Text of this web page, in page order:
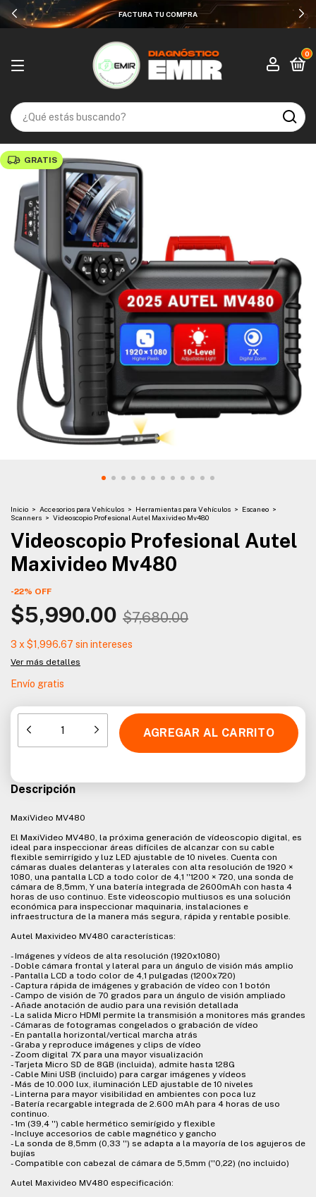
HASTA 12 MESES SIN INTERESES
0
GRATIS
Inicio > Accesorios para Vehículos > Herramientas para Vehículos > Escaneo >
Scanners > Videoscopio Profesional Autel Maxivideo Mv480
Videoscopio Profesional Autel
Maxivideo Mv480
-22% OFF
$5,990.00 $7,680.00
3 x $1,996.67 sin intereses
Ver más detalles
Envío gratis
Descripción
MaxiVideo MV480
El MaxiVideo MV480, la próxima generación de vídeoscopio digital, es
ideal para inspeccionar áreas difíciles de alcanzar con su cable
flexible semirrígido y luz LED ajustable de 10 niveles. Cuenta con
cámaras duales delanteras y laterales con alta resolución de 1920 ×
1080, una pantalla LCD a todo color de 4,1 ''1200 × 720, una sonda de
cámara de 8,5mm, Y una batería integrada de 2600mAh con hasta 4
horas de uso continuo. Este videoscopio multiusos es una solución
económica para inspeccionar maquinaria, instalaciones e
infraestructura de la manera más segura, rápida y rentable posible.
Autel Maxivideo MV480 características:
- Imágenes y vídeos de alta resolución (1920x1080)
- Doble cámara frontal y lateral para un ángulo de visión más amplio
- Pantalla LCD a todo color de 4,1 pulgadas (1200x720)
- Captura rápida de imágenes y grabación de vídeo con 1 botón
- Campo de visión de 70 grados para un ángulo de visión ampliado
- Añade anotación de audio para una revisión detallada
- La salida Micro HDMI permite la transmisión a monitores más grandes
- Cámaras de fotogramas congelados o grabación de vídeo
- En pantalla horizontal/vertical marcha atrás
- Graba y reproduce imágenes y clips de vídeo
- Zoom digital 7X para una mayor visualización
- Tarjeta Micro SD de 8GB (incluida), admite hasta 128G
- Cable Mini USB (incluido) para cargar imágenes y vídeos
- Más de 10.000 lux, iluminación LED ajustable de 10 niveles
- Linterna para mayor visibilidad en ambientes con poca luz
- Batería recargable integrada de 2.600 mAh para 4 horas de uso
continuo.
- 1m (39,4 '') cable hermético semirígido y flexible
- Incluye accesorios de cable magnético y gancho
- La sonda de 8,5mm (0,33 '') se adapta a la mayoría de los agujeros de
bujías
- Compatible con cabezal de cámara de 5,5mm (''0,22) (no incluido)
Autel Maxivideo MV480 especificación: